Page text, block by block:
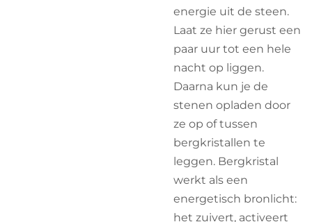
energie uit de steen.
Laat ze hier gerust een
paar uur tot een hele
nacht op liggen.
Daarna kun je de
stenen opladen door
ze op of tussen
bergkristallen te
leggen. Bergkristal
werkt als een
energetisch bronlicht:
het zuivert, activeert